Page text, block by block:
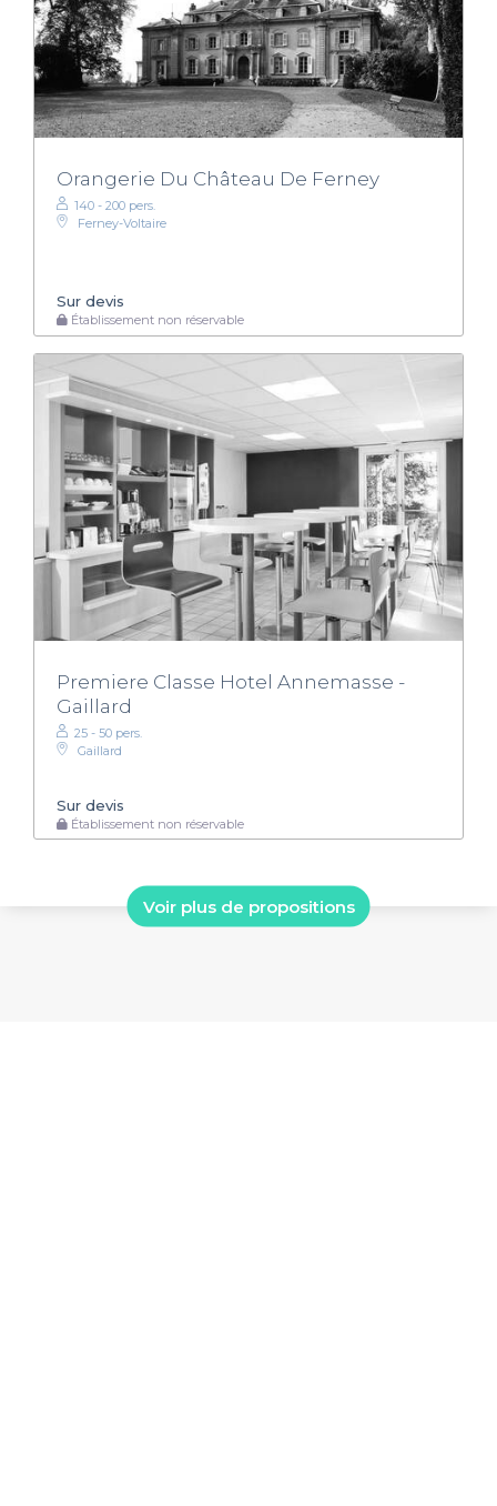
Orangerie Du Château De Ferney
140 - 200 pers.
Ferney-Voltaire
Sur devis
Établissement non réservable
Premiere Classe Hotel Annemasse -
Gaillard
25 - 50 pers.
Gaillard
Sur devis
Établissement non réservable
Voir plus de propositions